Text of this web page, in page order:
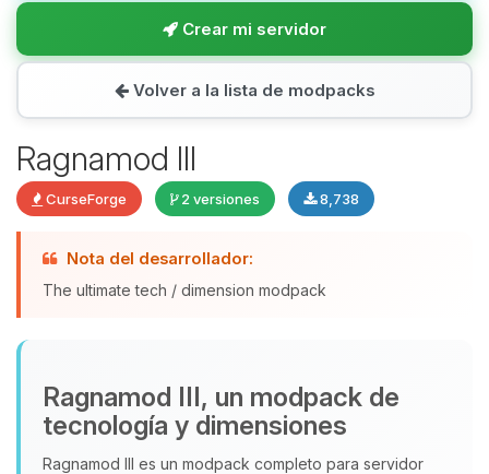
Crear mi servidor
Volver a la lista de modpacks
Ragnamod III
CurseForge 2 versiones 8,738
Nota del desarrollador:
The ultimate tech / dimension modpack
Ragnamod III, un modpack de
tecnología y dimensiones
Ragnamod III es un modpack completo para servidor
Yupi, por fin alguien con quien
hablar! Soy Choupy, tu pequeno
07/08/2026 14:52